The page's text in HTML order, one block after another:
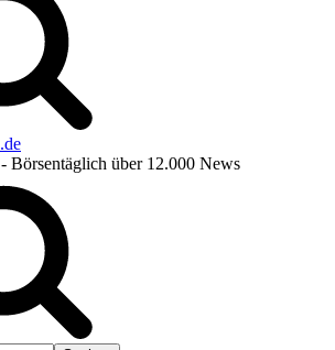
- Börsentäglich über 12.000 News